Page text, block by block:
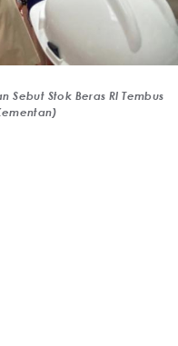
Sebut Stok Beras RI Tembus